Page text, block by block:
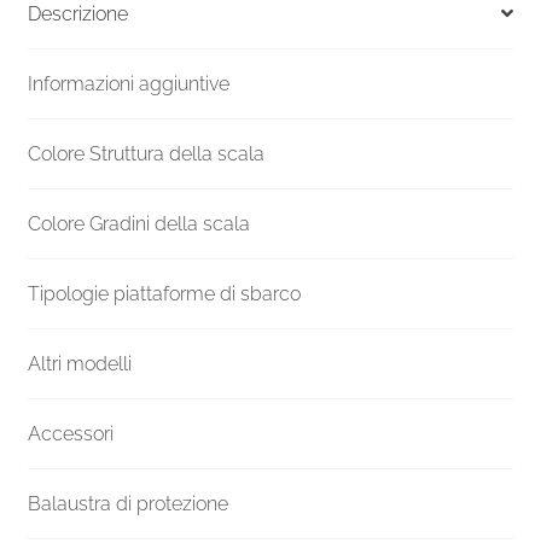
1600
quantità
Descrizione
Informazioni aggiuntive
Colore Struttura della scala
Colore Gradini della scala
Tipologie piattaforme di sbarco
Altri modelli
Accessori
Balaustra di protezione